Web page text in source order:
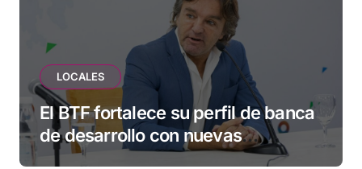
LOCALES
El BTF fortalece su perfil de banca
de desarrollo con nuevas
herramientas para familias y